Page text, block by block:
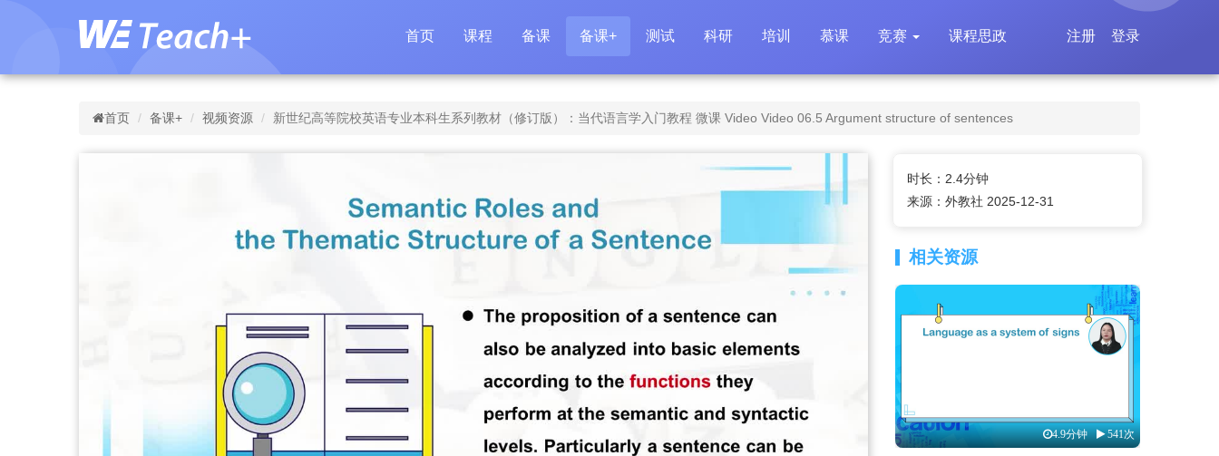
首页 课程 备课 备课+ 测试 科研 培训 慕课 竞赛 课程思政 登录
注册
首页 备课+ 视频资源 新世纪高等院校英语专业本科生系列教材（修订版）：当代语言学入门教程 微课 Video Video 06.5 Argument structure of sentences
时长：2.4分钟
来源：外教社 2025-12-31
相关资源
4.9分钟 541次